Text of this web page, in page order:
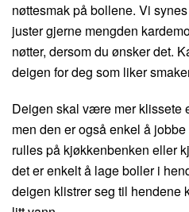
nøttesmak på bollene. Vi
juster gjerne mengden
nøtter, dersom du ønsker det.
deigen for deg som liker
Deigen skal være mer klissete
men den er også enkel å
rulles på kjøkkenbenken eller
det er enkelt å lage boller i
deigen klistrer seg til hendene